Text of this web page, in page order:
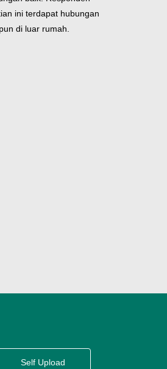
ini terdapat hubungan
di luar rumah.
Self Upload